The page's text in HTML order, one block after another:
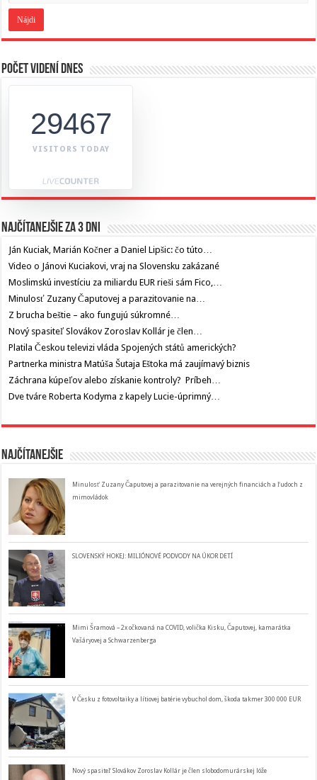
Počet videní dnes
29467
VISITORS TODAY
Najčítanejšie za 3 dni
Ján Kuciak, Marián Kočner a Daniel Lipšic: čo túto…
Video o Jánovi Kuciakovi, vraj na Slovensku zakázané
Moslimskú investíciu za miliardu EUR rieši sám Fico,…
Minulosť Zuzany Čaputovej a parazitovanie na…
Z brucha beštie – ako fungujú súkromné…
Nový spasiteľ Slovákov Zoroslav Kollár je člen…
Platila Českou televizi vláda Spojených států amerických?
Partnerka ministra Matúša Šutaja Eštoka má zaujímavý biznis
Záchrana kúpeľov alebo získanie kontroly? Príbeh…
Dve tváre Roberta Kodyma z kapely Lucie-úprimný…
Najčítanejšie
Minulosť Zuzany Čaputovej a parazitovanie na verejných financiách a ľudoch z
mimovládok
SLOVENSKÝ HOKEJ: MILIÓNOVÉ PODVODY NA ÚKOR DETÍ
Mimi Šramová – 2x očkovaná na COVID, volička Kisku, Čaputovej, kamarátka
Vašáryovej a Schwarzenberga
V Česku z fotovoltaiky a lítiovej batérie vybuchol dom, škoda takmer 300 000 EUR
Nový spasiteľ Slovákov Zoroslav Kollár je člen slobodomurárskej lóže